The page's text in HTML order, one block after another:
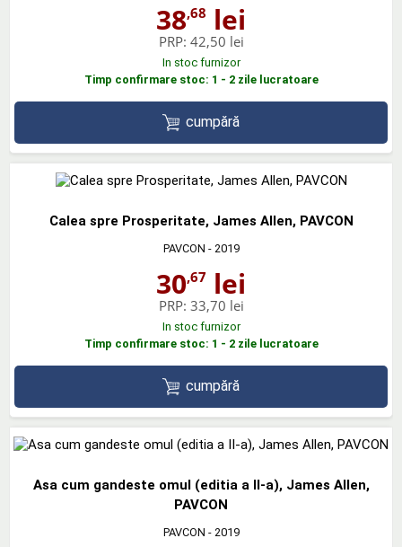
38,68 lei
PRP: 42,50 lei
In stoc furnizor
Timp confirmare stoc: 1 - 2 zile lucratoare
cumpără
Calea spre Prosperitate, James Allen, PAVCON
PAVCON - 2019
30,67 lei
PRP: 33,70 lei
In stoc furnizor
Timp confirmare stoc: 1 - 2 zile lucratoare
cumpără
Asa cum gandeste omul (editia a II-a), James Allen,
PAVCON
PAVCON - 2019